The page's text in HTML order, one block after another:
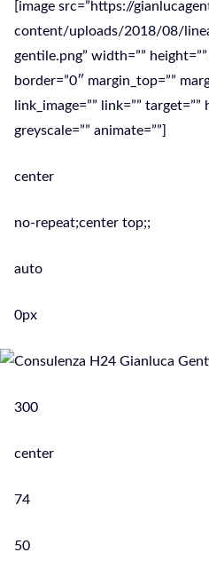
[image src=”https://
content/uploads/2018/08/
gentile.png” width=””
border=”0″ margin_top=””
link_image=”” link=””
greyscale=”” animate=””]
center
no-repeat;center top;;
auto
0px
300
center
74
50